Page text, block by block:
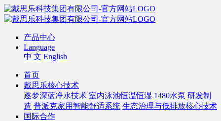
产品中心
Language
中 文 English
首页
戴思乐核心技术
逐梦深蓝净水技术 室内泳池恒温恒湿 1480水泵 研发制
造 普派克家用智能舒适系统 生态治理与低排放核心技术
国际合作